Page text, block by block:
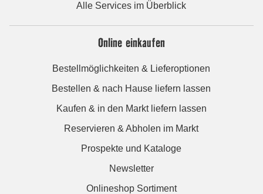
Alle Services im Überblick
Online einkaufen
Bestellmöglichkeiten & Lieferoptionen
Bestellen & nach Hause liefern lassen
Kaufen & in den Markt liefern lassen
Reservieren & Abholen im Markt
Prospekte und Kataloge
Newsletter
Onlineshop Sortiment